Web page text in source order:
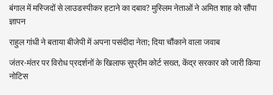
बंगाल में मस्जिदों से लाउडस्पीकर हटाने का दबाव? मुस्लिम नेताओं ने अमित शाह को सौंपा
ज्ञापन
राहुल गांधी ने बताया बीजेपी में अपना पसंदीदा नेता; दिया चौंकाने वाला जवाब
जंतर-मंतर पर विरोध प्रदर्शनों के खिलाफ सुप्रीम कोर्ट सख्त, केंद्र सरकार को जारी किया
नोटिस